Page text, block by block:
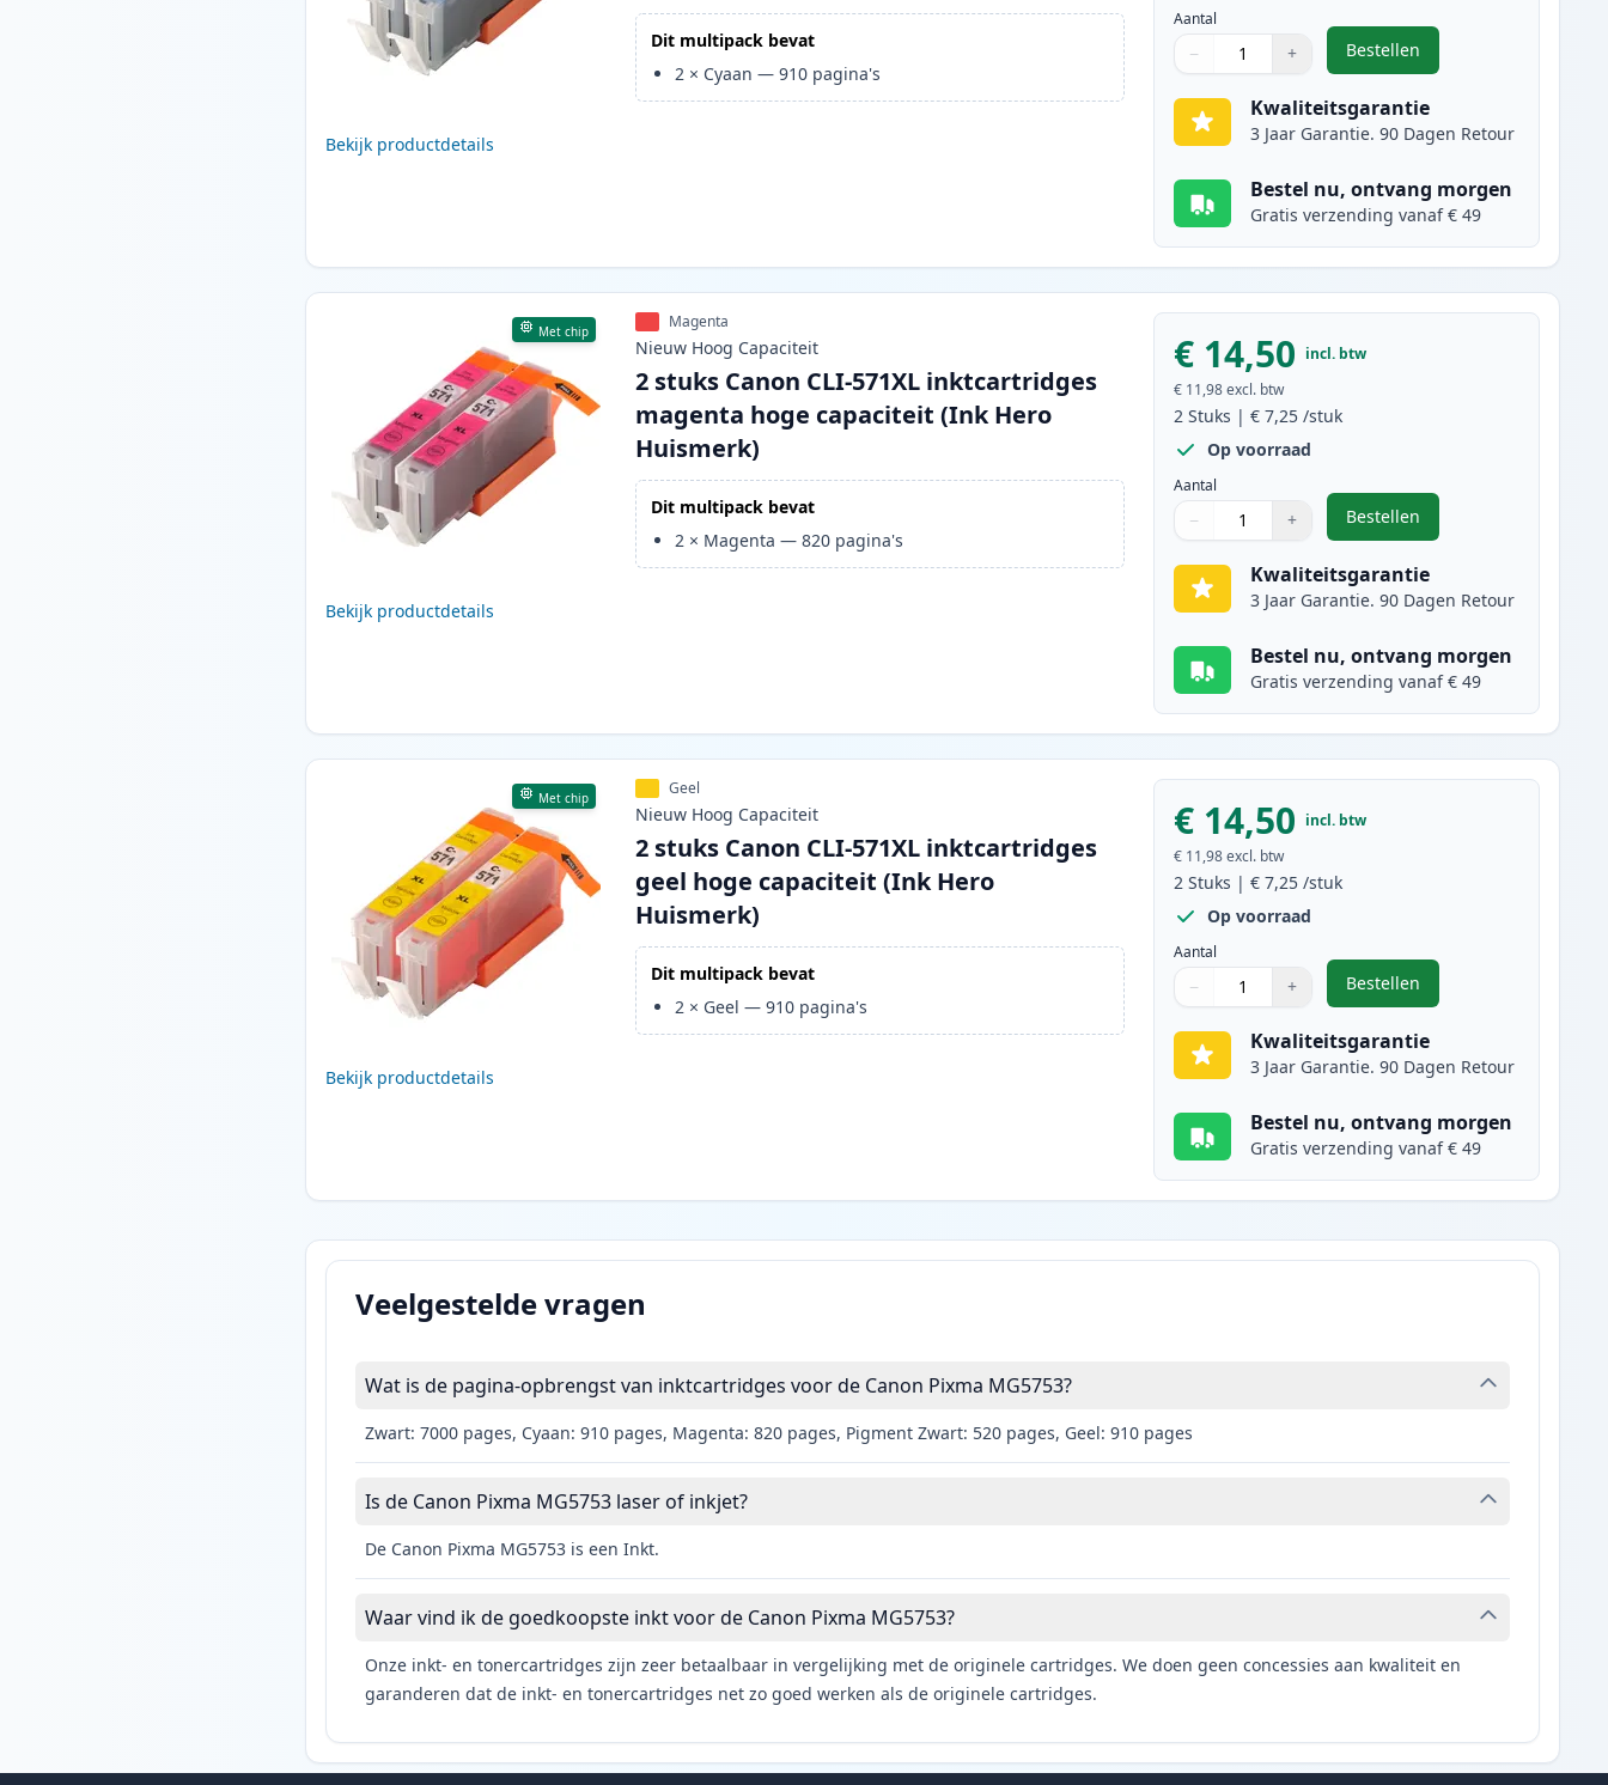
Bekijk productdetails
Dit multipack bevat
2 × Cyaan —910 pagina's
Aantal
Aantal
Gebruik de knoppen om aan te passen
− +
Aantal 1
Bestellen
,2 stuks Canon CLI-571XL
Kwaliteitsgarantie
3 Jaar Garantie. 90 Dagen Retour
Bestel nu, ontvang morgen
Gratis verzending vanaf € 49
Met chip
Bekijk productdetails
Magenta
Nieuw Hoog Capaciteit
2 stuks Canon CLI-571XL inktcartridges
magenta hoge capaciteit (Ink Hero
Huismerk)
Dit multipack bevat
2 × Magenta —820 pagina's
€ 14,50 incl. btw
€ 11,98 excl. btw
2 Stuks |€ 7,25 /stuk
Op voorraad
Aantal
Aantal
Gebruik de knoppen om aan te passen
− +
Aantal 1
Bestellen
,2 stuks Canon CLI-571XL
Kwaliteitsgarantie
3 Jaar Garantie. 90 Dagen Retour
Bestel nu, ontvang morgen
Gratis verzending vanaf € 49
Met chip
Bekijk productdetails
Geel
Nieuw Hoog Capaciteit
2 stuks Canon CLI-571XL inktcartridges
geel hoge capaciteit (Ink Hero
Huismerk)
Dit multipack bevat
2 × Geel —910 pagina's
€ 14,50 incl. btw
€ 11,98 excl. btw
2 Stuks |€ 7,25 /stuk
Op voorraad
Aantal
Aantal
Gebruik de knoppen om aan te passen
− +
Aantal 1
Bestellen
,2 stuks Canon CLI-571XL
Kwaliteitsgarantie
3 Jaar Garantie. 90 Dagen Retour
Bestel nu, ontvang morgen
Gratis verzending vanaf € 49
Veelgestelde vragen
Wat is de pagina-opbrengst van inktcartridges voor de Canon Pixma MG5753?
Zwart: 7000 pages, Cyaan: 910 pages, Magenta: 820 pages, Pigment Zwart: 520 pages, Geel: 910 pages
Is de Canon Pixma MG5753 laser of inkjet?
De Canon Pixma MG5753 is een Inkt.
Waar vind ik de goedkoopste inkt voor de Canon Pixma MG5753?
Onze inkt- en tonercartridges zijn zeer betaalbaar in vergelijking met de originele cartridges. We doen geen concessies aan kwaliteit en
garanderen dat de inkt- en tonercartridges net zo goed werken als de originele cartridges.